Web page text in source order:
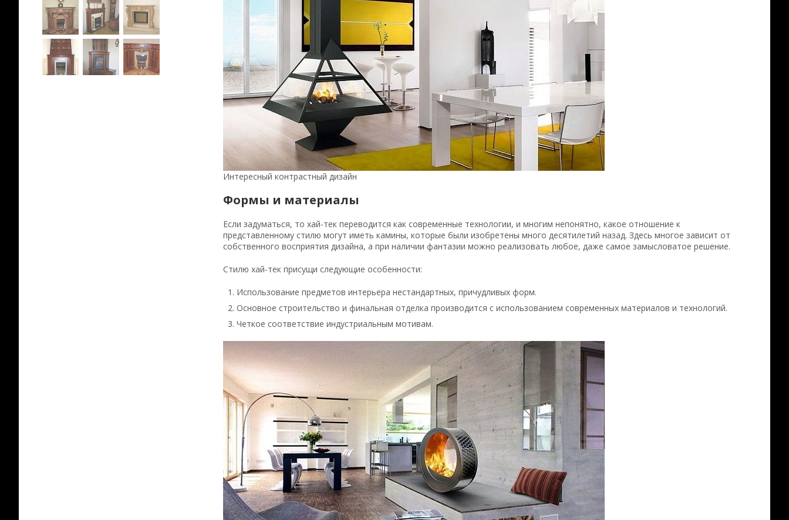
Интересный контрастный дизайн
Формы и материалы
Если задуматься, то хай-тек переводится как современные технологии, и многим непонятно, какое отношение к
представленному стилю могут иметь камины, которые были изобретены много десятилетий назад. Здесь многое зависит от
собственного восприятия дизайна, а при наличии фантазии можно реализовать любое, даже самое замысловатое решение.
Стилю хай-тек присущи следующие особенности:
Использование предметов интерьера нестандартных, причудливых форм.
Основное строительство и финальная отделка производится с использованием современных материалов и технологий.
Четкое соответствие индустриальным мотивам.